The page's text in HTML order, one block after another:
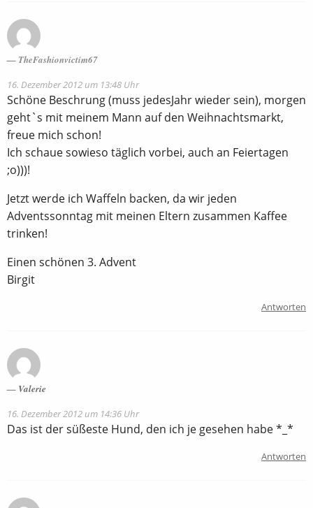
TheFashionvictim67
16. Dezember 2012 um 13:48 Uhr
Schöne Beschrung (muss jedesJahr wieder sein), morgen
geht`s mit meinem Mann auf den Weihnachtsmarkt,
freue mich schon!
Ich schaue sowieso täglich vorbei, auch an Feiertagen
;o)))!
Jetzt werde ich Waffeln backen, da wir jeden
Adventssonntag mit meinen Eltern zusammen Kaffee
trinken!
Einen schönen 3. Advent
Birgit
Antworten
Valerie
16. Dezember 2012 um 14:36 Uhr
Das ist der süßeste Hund, den ich je gesehen habe *_*
Antworten